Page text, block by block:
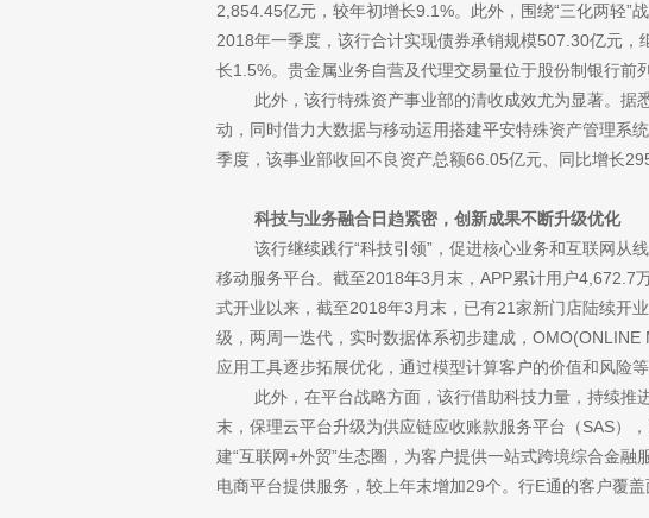
2,854.45亿元，较年初增长9.1%。此外，围绕“三化两轻”
2018年一季度，该行合计实现债券承销规模507.30亿元
长1.5%。贵金属业务自营及代理交易量位于股份制银行前
此外，该行特殊资产事业部的清收成效尤为显著。据悉
动，同时借力大数据与移动运用搭建平安特殊资产管理系
季度，该事业部收回不良资产总额66.05亿元、同比增长
科技与业务融合日趋紧密，创新成果不断升级优化
该行继续践行“科技引领”，促进核心业务和互联网从线
移动服务平台。截至2018年3月末，APP累计用户4,672.7
式开业以来，截至2018年3月末，已有21家新门店陆续开
级，两周一迭代，实时数据体系初步建成，
应用工具逐步拓展优化，通过模型计算客户的价值和风险
此外，在平台战略方面，该行借助科技力量，持续推进
末，保理云平台升级为供应链应收账款服务平台（SAS）
建“互联网+外贸”生态圈，为客户提供一站式跨境综合金
电商平台提供服务，较上年末增加29个。行E通的客户覆